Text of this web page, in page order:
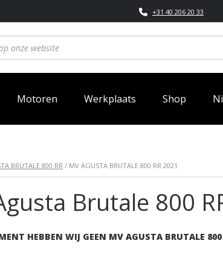
+31 40 206 20 33
Motoren Werkplaats Shop
BRUTALE 800 RR/ MV AGUSTA BRUTALE 800 RR 2021
Brutale 800
HEBBEN WIJ GEEN MV AGUSTA BRUTALE 800